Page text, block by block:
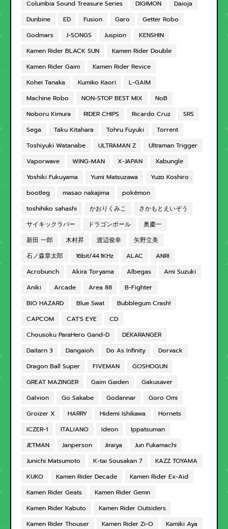
Columbia Sound Treasure Series DIGIMON
Daioja
Dunbine
ED Fusion Garo
Getter Robo
Godmars
J-SONGS Juspion
KENSHIN
Kamen Rider BLACK SUN
Kamen Rider Double
Kamen Rider Gaim
Kamen Rider Revice
Kohei Tanaka
Kumiko Kaori
L-GAIM
Machine Robo
NON-STOP BEST MIX
NoB
Noboru Kimura
RIDER CHIPS Ricardo Cruz
SRS
Sega
Taku Kitahara Tohru Fuyuki
Torrent
Toshiyuki Watanabe
ULTRAMAN Z
Ultraman Trigger
Vaporwave
WING-MAN X-JAPAN
Xabungle
Yoshiki Fukuyama
Yumi Matsuzawa
Yuzo Koshiro
bootleg
masao nakajima
pokémon
toshihiko sahashi
かおりくみこ
さかもとえいぞう
サイキックラバー
ドラゴンボール
奥慶一
新田 一郎
木村昇 渡辺俊幸
矢野立美
石ノ森章太郎
16bit/44.1KHz ALAC
ANRI
Acrobunch
Akira Toryama Albegas
Ami Suzuki
Aniki
Arcade Area 88
B-Fighter
BIO HAZARD
Blue Swat
Bubblegum Crash!
CAPCOM
CAT'S EYE
CD
Chousoku ParaHero Gand-D
DEKARANGER
Daitarn 3
Dangaioh Do As Infinity
Dorvack
Dragon Ball Super
FIVEMAN
GOSHOGUN
GREAT MAZINGER
Gaim Gaiden
Gakusaver
Galvion
Go Sakabe Godannar
Goro Omi
Groizer X
HARRY Hidemi Ishikawa
Hornets
ICZER-1
ITALIANO Ideon
Ippatsuman
JETMAN
Janperson Jiraiya
Jun Fukamachi
Junichi Matsumoto
K-tai Sousakan 7
KAZZ TOYAMA
KUKO
Kamen Rider Decade
Kamen Rider Ex-Aid
Kamen Rider Geats
Kamen Rider Gemn
Kamen Rider Kabuto
Kamen Rider Outsiders
Kamen Rider Thouser
Kamen Rider Zi-O
Kamiki Aya